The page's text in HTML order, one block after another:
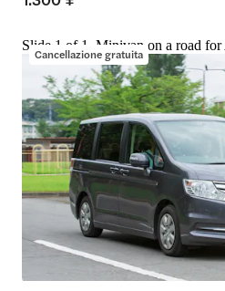
Cancellazione gratuita
Slide 1 of 1, Minivan on a road for